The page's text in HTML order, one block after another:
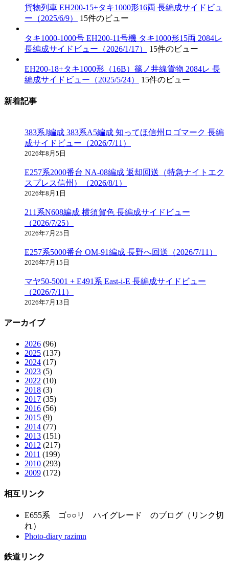
貨物列車 EH200-15+タキ1000形16両 長編成サイドビュ
ー（2025/6/9）
15件のビュー
タキ1000-1000号 EH200-11号機 タキ1000形15両 2084レ
長編成サイドビュー（2026/1/17）
15件のビュー
EH200-18+タキ1000形（16B）篠ノ井線貨物 2084レ 長
編成サイドビュー（2025/5/24）
15件のビュー
新着記事
383系J編成 383系A5編成 知ってほ信州ロゴマーク 長編
成サイドビュー（2026/7/11）
2026年8月5日
E257系2000番台 NA-08編成 返却回送（特急ナイトエク
スプレス信州）（2026/8/1）
2026年8月1日
211系N608編成 横須賀色 長編成サイドビュー
（2026/7/25）
2026年7月25日
E257系5000番台 OM-91編成 長野へ回送（2026/7/11）
2026年7月15日
マヤ50-5001 + E491系 East-i-E 長編成サイドビュー
（2026/7/11）
2026年7月13日
アーカイブ
2026 (96)
2025 (137)
2024 (17)
2023 (5)
2022 (10)
2018 (3)
2017 (35)
2016 (56)
2015 (9)
2014 (77)
2013 (151)
2012 (217)
2011 (199)
2010 (293)
2009 (172)
相互リンク
E655系 ゴ○○リ ハイグレード のブログ（リンク切
れ）
Photo-diary razimn
鉄道リンク